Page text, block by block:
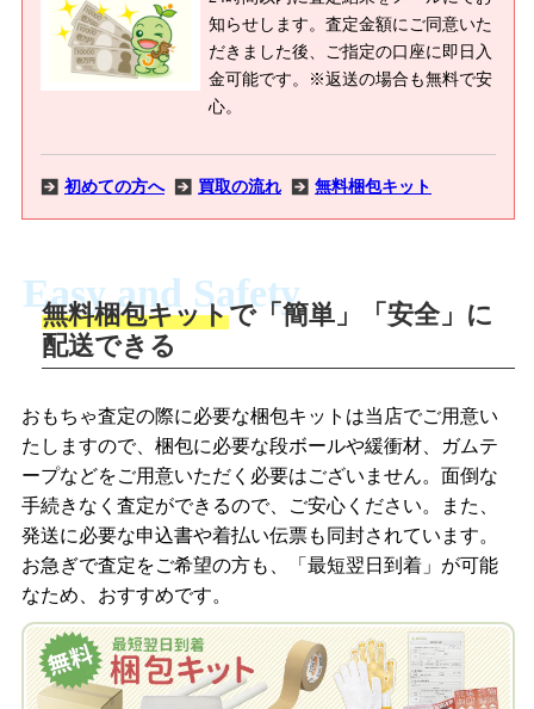
知らせします。査定金額にご同意いた
だきました後、ご指定の口座に即日入
金可能です。※返送の場合も無料で安
心。
初めての方へ 買取の流れ 無料梱包キット
商品撮影
商品を撮影して、査定フォームから画像
を送信します。
梱包キットをメールで申し込み
査定結果をメールで確認し、梱包キット
を申し込みます。梱包キットは送料無料
でお届けします。
自宅でおもちゃを発送・梱包
LINEの友だち追加・査定画像を送信
「ジョニージョイLINE査定」を友だちに
追加し、スマートフォンなどのカメラで
撮影したおもちゃの写真をトーク中に送
梱包キットをLINEで申し込み
査定結果をLINEで確認し、梱包キットを
申し込みます。梱包キットは送料無料で
お届けします。
Easy and Safety
無料梱包キットで「簡単」「安全」に
配送できる
おもちゃ査定の際に必要な梱包キットは当店でご用意い
たしますので、梱包に必要な段ボールや緩衝材、ガムテ
ープなどをご用意いただく必要はございません。面倒な
手続きなく査定ができるので、ご安心ください。また、
発送に必要な申込書や着払い伝票も同封されています。
お急ぎで査定をご希望の方も、「最短翌日到着」が可能
なため、おすすめです。